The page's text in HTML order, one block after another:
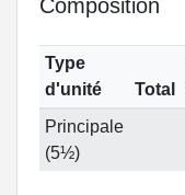
Composition
Type
d'unité
Total
Principale
(5½)